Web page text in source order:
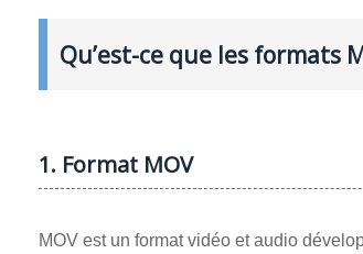
Qu’est-ce que les formats
1. Format MOV
MOV est un format vidéo et audio